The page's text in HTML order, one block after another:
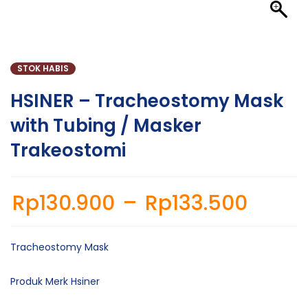
STOK HABIS
HSINER – Tracheostomy Mask
with Tubing / Masker
Trakeostomi
Rp130.900 – Rp133.500
Tracheostomy Mask
Produk Merk Hsiner